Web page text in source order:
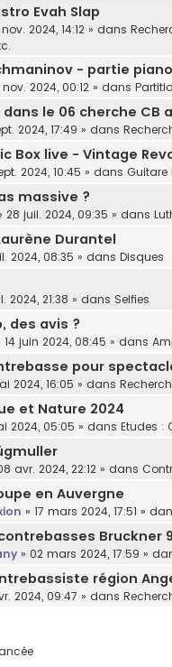
Evah Slap
2024, 14:12 » dans
- partie
nov. 2024, 00:12 » dans
le 06 cherche CB
2024, 17:49 » dans
Box live - Vintage
2024, 10:45 » dans Guitare
massive ?
28 juil. 2024, 09:35 » dans
Durantel
2024, 08:35 » dans Disques
2024, 21:38 » dans Selfies
des avis ?
14 juin 2024, 08:45 » dans
pour
2024, 16:05 » dans
et Nature 2024
2024, 05:05 » dans Etudes :
avr. 2024, 22:12 » dans
en Auvergne
» 17 mars 2024, 17:51 »
Bruckner 9
» 02 mars 2024, 17:59 »
région
2024, 09:47 » dans